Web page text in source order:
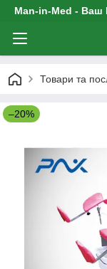
Man-in-Med - Ваш
Товари та
–20%